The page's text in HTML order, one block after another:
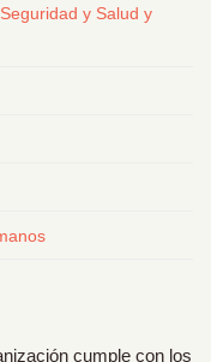
y Salud y
cumple con los